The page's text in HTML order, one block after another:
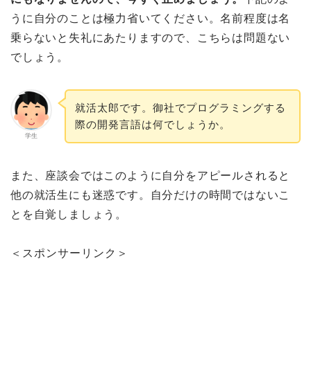
うに自分のことは極力省いてください。名前程度は名
乗らないと失礼にあたりますので、こちらは問題ない
でしょう。
学生
就活太郎です。御社でプログラミングする
際の開発言語は何でしょうか。
また、座談会ではこのように自分をアピールされると
他の就活生にも迷惑です。自分だけの時間ではないこ
とを自覚しましょう。
＜スポンサーリンク＞